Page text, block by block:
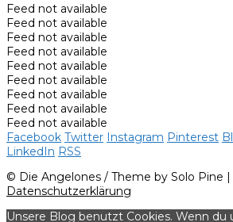
Feed not available
Feed not available
Feed not available
Feed not available
Feed not available
Feed not available
Feed not available
Feed not available
Feed not available
Facebook Twitter Instagram Pinterest
LinkedIn RSS
© Die Angelones / Theme by Solo Pine |
Datenschutzerklärung
Unsere Blog benutzt Cookies. Wenn du